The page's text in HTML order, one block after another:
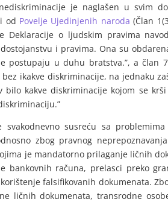
je naglašen u svim
od Povelje Ujedinjenih naroda (Član
Deklaracije o ljudskim pravima
i pravima. Ona su
postupaju u duhu bratstva.”, a član
ikakve diskriminacije, na jednaku
bilo kakve diskriminacije kojom se
svakodnevno susreću sa
zbog pravnog
je mandatorno prilaganje ličnih
bankovnih računa, prelasci preko
falsifikovanih dokumenata.
ličnih dokumenata, transrodne